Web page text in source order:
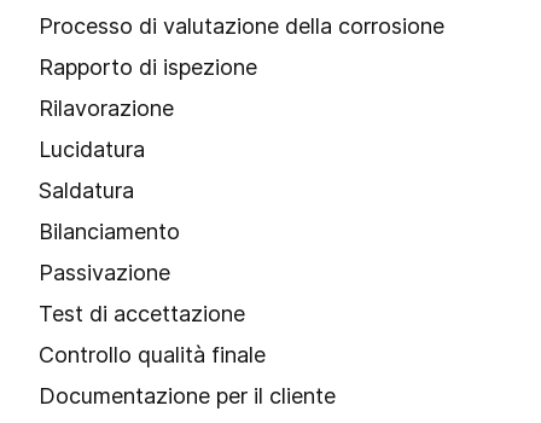
Processo di valutazione della corrosione
Rapporto di ispezione
Rilavorazione
Lucidatura
Saldatura
Bilanciamento
Passivazione
Test di accettazione
Controllo qualità finale
Documentazione per il cliente